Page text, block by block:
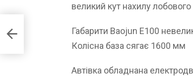
великий кут нахилу лобового
Габарити Baojun E100
Колісна база сягає 1600 мм
Автівка обладнана